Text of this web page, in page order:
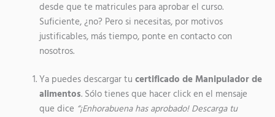
desde que te matricules para aprobar el curso.
Suficiente, ¿no? Pero si necesitas, por motivos
justificables, más tiempo, ponte en contacto con
nosotros.
Ya puedes descargar tu certificado de Manipulador de
alimentos. Sólo tienes que hacer click en el mensaje
que dice “¡Enhorabuena has aprobado! Descarga tu